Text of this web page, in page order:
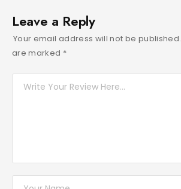
Leave a Reply
Your email address will not be published.
are marked *